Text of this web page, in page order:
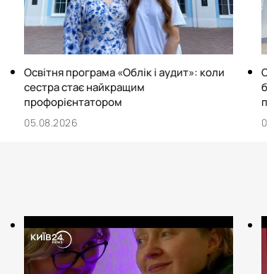
Освітня програма «Облік і аудит»: коли
сестра стає найкращим
профорієнтатором
05.08.2026